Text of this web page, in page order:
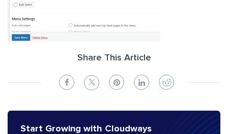
Share This Article
Start Growing with Cloudways